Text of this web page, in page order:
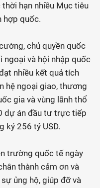
hạn nhiều Mục tiêu
hợp quốc.
chủ quyền quốc
và hội nhập quốc
nhiều kết quả tích
hệ ngoại giao, thương
gia và vùng lãnh thổ
dự án đầu tư trực tiếp
ký 256 tỷ USD.
trường quốc tế ngày
thành cảm ơn và
ủng hộ, giúp đỡ và